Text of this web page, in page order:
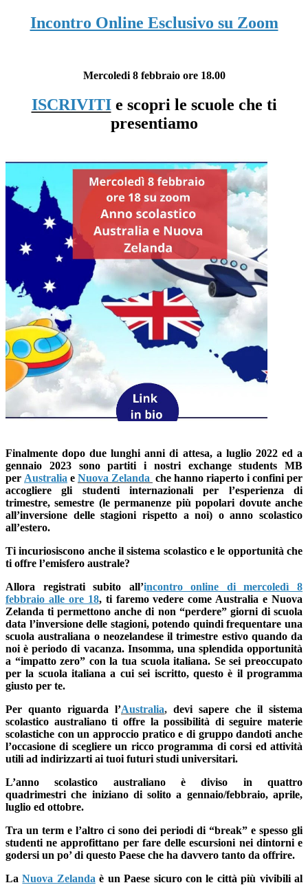
Incontro Online Esclusivo su Zoom
Mercoledi 8 febbraio ore 18.00
ISCRIVITI e scopri le scuole che ti
presentiamo
Finalmente dopo due lunghi anni di attesa, a luglio 2022 ed a
gennaio 2023 sono partiti i nostri exchange students MB
per Australia e Nuova Zelanda che hanno riaperto i confini per
accogliere gli studenti internazionali per l’esperienza di
trimestre, semestre (le permanenze più popolari dovute anche
all’inversione delle stagioni rispetto a noi) o anno scolastico
all’estero.
Ti incuriosiscono anche il sistema scolastico e le opportunità che
ti offre l’emisfero australe?
Allora registrati subito all’incontro online di mercoledì 8
febbraio alle ore 18, ti faremo vedere come Australia e Nuova
Zelanda ti permettono anche di non “perdere” giorni di scuola
data l’inversione delle stagioni, potendo quindi frequentare una
scuola australiana o neozelandese il trimestre estivo quando da
noi è periodo di vacanza. Insomma, una splendida opportunità
a “impatto zero” con la tua scuola italiana. Se sei preoccupato
per la scuola italiana a cui sei iscritto, questo è il programma
giusto per te.
Per quanto riguarda l’Australia, devi sapere che il sistema
scolastico australiano ti offre lapossibilità di seguire materie
scolastiche con un approccio pratico e di gruppodandoti anche
l’occasione di scegliere un ricco programma di corsi ed attività
utili ad indirizzarti ai tuoi futuri studi universitari.
L’anno scolastico australiano è diviso in quattro
quadrimestriche iniziano di solito a gennaio/febbraio, aprile,
luglio ed ottobre.
Tra un term e l’altro ci sono dei periodi di “break” e spesso gli
studenti ne approfittano per fare delle escursioni nei dintorni e
godersi un po’ di questo Paese che ha davvero tanto da offrire.
LaNuova Zelanda è unPaese sicuro con le città più vivibili al